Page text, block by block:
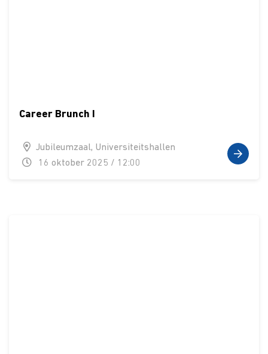
Career Brunch I
Jubileumzaal, Universiteitshallen
16 oktober 2025 / 12:00